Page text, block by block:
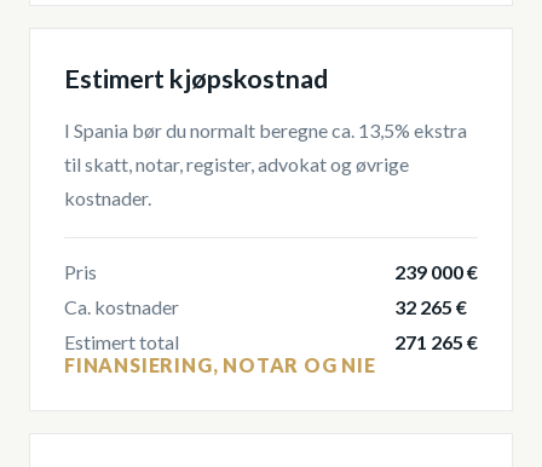
Estimert kjøpskostnad
I Spania bør du normalt beregne ca. 13,5% ekstra
til skatt, notar, register, advokat og øvrige
kostnader.
Pris
239 000 €
Ca. kostnader
32 265 €
Estimert total
271 265 €
FINANSIERING, NOTAR OG NIE